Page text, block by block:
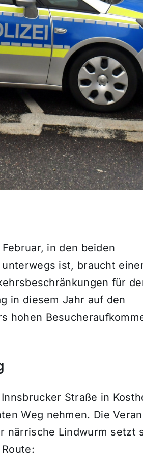
in den beiden
ist, braucht
für
in diesem Jahr auf den
hohen
Straße in
Weg nehmen. Die
närrische Lindwurm setzt